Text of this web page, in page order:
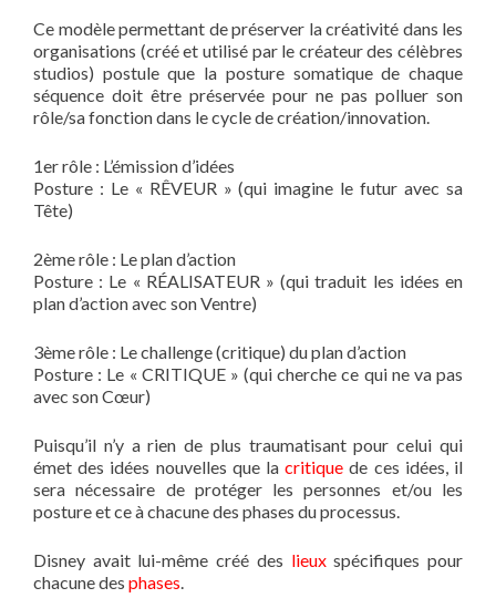
Ce modèle permettant de préserver la créativité dans les
organisations (créé et utilisé par le créateur des célèbres
studios) postule que la posture somatique de chaque
séquence doit être préservée pour ne pas polluer son
rôle/sa fonction dans le cycle de création/innovation.
1er rôle : L’émission d’idées
Posture : Le « RÊVEUR » (qui imagine le futur avec sa
Tête)
2ème rôle : Le plan d’action
Posture : Le « RÉALISATEUR » (qui traduit les idées en
plan d’action avec son Ventre)
3ème rôle : Le challenge (critique) du plan d’action
Posture : Le « CRITIQUE » (qui cherche ce qui ne va pas
avec son Cœur)
Puisqu’il n’y a rien de plus traumatisant pour celui qui
émet des idées nouvelles que lacritique de ces idées, il
sera nécessaire de protéger les personnes et/ou les
posture et ce à chacune des phases du processus.
Disney avait lui-même créé des lieuxspécifiques pour
chacune des phases.